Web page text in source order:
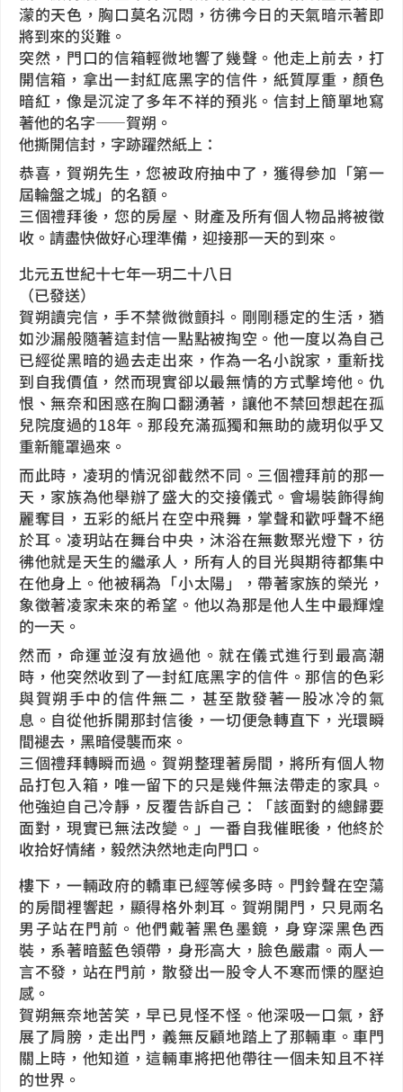
濛的天色，胸口莫名沉悶，彷彿今日的天氣暗示著即
將到來的災難。
突然，門口的信箱輕微地響了幾聲。他走上前去，打
開信箱，拿出一封紅底黑字的信件，紙質厚重，顏色
暗紅，像是沉淀了多年不祥的預兆。信封上簡單地寫
著他的名字——賀朔。
他撕開信封，字跡躍然紙上：
恭喜，賀朔先生，您被政府抽中了，獲得參加「第一
屆輪盤之城」的名額。
三個禮拜後，您的房屋、財產及所有個人物品將被徵
收。請盡快做好心理準備，迎接那一天的到來。
北元五世紀十七年一玥二十八日
（已發送）
賀朔讀完信，手不禁微微顫抖。剛剛穩定的生活，猶
如沙漏般隨著這封信一點點被掏空。他一度以為自己
已經從黑暗的過去走出來，作為一名小說家，重新找
到自我價值，然而現實卻以最無情的方式擊垮他。仇
恨、無奈和困惑在胸口翻湧著，讓他不禁回想起在孤
兒院度過的18年。那段充滿孤獨和無助的歲玥似乎又
重新籠罩過來。
而此時，凌玥的情況卻截然不同。三個禮拜前的那一
天，家族為他舉辦了盛大的交接儀式。會場裝飾得絢
麗奪目，五彩的紙片在空中飛舞，掌聲和歡呼聲不絕
於耳。凌玥站在舞台中央，沐浴在無數聚光燈下，彷
彿他就是天生的繼承人，所有人的目光與期待都集中
在他身上。他被稱為「小太陽」，帶著家族的榮光，
象徵著凌家未來的希望。他以為那是他人生中最輝煌
的一天。
然而，命運並沒有放過他。就在儀式進行到最高潮
時，他突然收到了一封紅底黑字的信件。那信的色彩
與賀朔手中的信件無二，甚至散發著一股冰冷的氣
息。自從他拆開那封信後，一切便急轉直下，光環瞬
間褪去，黑暗侵襲而來。
三個禮拜轉瞬而過。賀朔整理著房間，將所有個人物
品打包入箱，唯一留下的只是幾件無法帶走的家具。
他強迫自己冷靜，反覆告訴自己：「該面對的總歸要
面對，現實已無法改變。」一番自我催眠後，他終於
收拾好情緒，毅然決然地走向門口。
樓下，一輛政府的轎車已經等候多時。門鈴聲在空蕩
的房間裡響起，顯得格外刺耳。賀朔開門，只見兩名
男子站在門前。他們戴著黑色墨鏡，身穿深黑色西
裝，系著暗藍色領帶，身形高大，臉色嚴肅。兩人一
言不發，站在門前，散發出一股令人不寒而慄的壓迫
感。
賀朔無奈地苦笑，早已見怪不怪。他深吸一口氣，舒
展了肩膀，走出門，義無反顧地踏上了那輛車。車門
關上時，他知道，這輛車將把他帶往一個未知且不祥
的世界。